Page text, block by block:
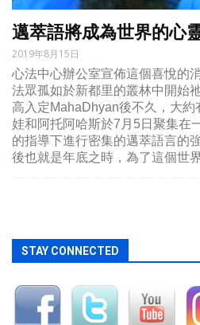
邁萃語將成為世界的心
2019年8月15日
心法中心辦公室宣佈這個喜悅的
法眾孤如於新都里的叢林中開始
高入定MahaDhyan後不久，大約
娃和阿托阿哈斯於7月5日聚集在
的指導下進行密集的邁萃語言的
後也就是年底之時，為了這個世
STAY CONNECTED